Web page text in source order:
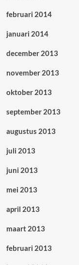
februari 2014
januari 2014
december 2013
november 2013
oktober 2013
september 2013
augustus 2013
juli 2013
juni 2013
mei 2013
april 2013
maart 2013
februari 2013